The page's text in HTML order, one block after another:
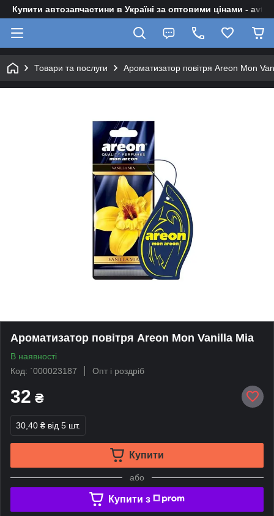
Купити автозапчастини в Україні за оптовими цінами -
Товари та послуги Ароматизатор повітря Areon Mon
Ароматизатор повітря Areon Mon Vanilla Mia
В наявності
Код: `000023187
Опт і роздріб
32 ₴
30,40 ₴ від 5 шт.
Купити
або
Купити з